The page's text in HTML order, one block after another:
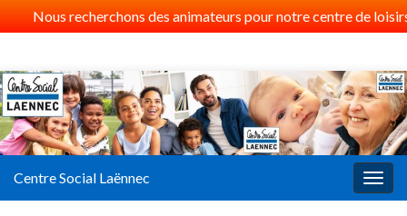
Nous recherchons des animateurs pour notre centre de
Centre Social Laënnec